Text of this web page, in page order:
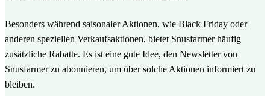
Besonders während saisonaler Aktionen, wie Black Friday oder
anderen speziellen Verkaufsaktionen, bietet Snusfarmer häufig
zusätzliche Rabatte. Es ist eine gute Idee, den Newsletter von
Snusfarmer zu abonnieren, um über solche Aktionen informiert zu
bleiben.